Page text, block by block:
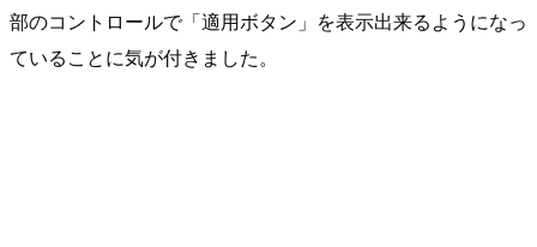
部のコントロールで「適用ボタン」を表示出来るようになっ
ていることに気が付きました。